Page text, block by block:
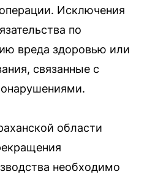
Исключения
по
вреда здоровью или
связанные с
области
необходимо